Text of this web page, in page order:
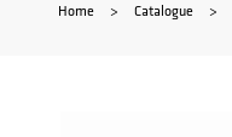
Home > Catalogue >